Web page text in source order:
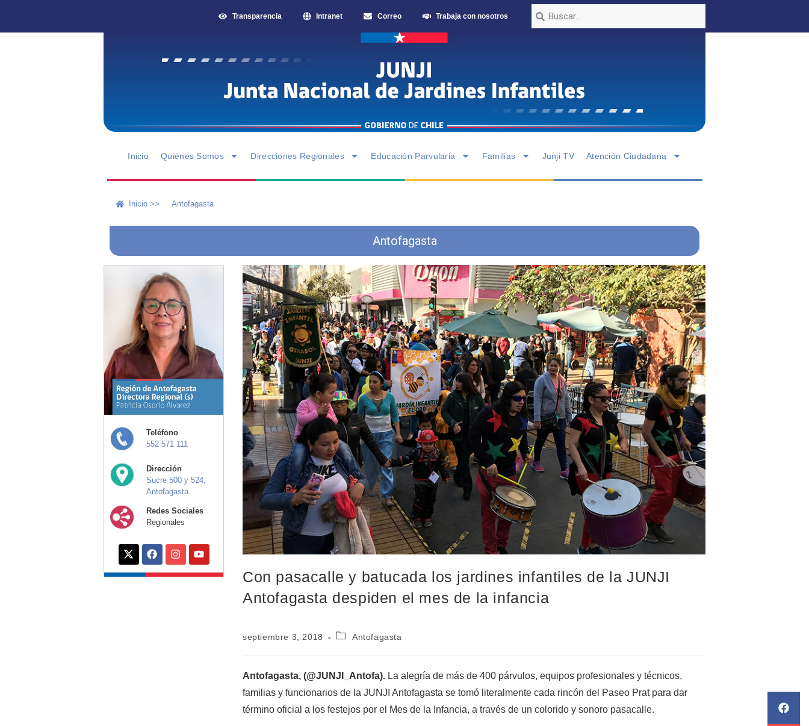
Transparencia Intranet Correo Trabaja con nosotros
Inicio Quiénes Somos Direcciones Regionales Educación Parvularia Familias Junji TV Atención Ciudadana
Inicio >> Antofagasta
Antofagasta
Teléfono
552 571 111
Dirección
Sucre 500 y 524,
Antofagasta
Redes Sociales
Regionales
Con pasacalle y batucada los jardines infantiles de la JUNJI
Antofagasta despiden el mes de la infancia
septiembre 3, 2018 Antofagasta
Antofagasta, (@JUNJI_Antofa). La alegría de más de 400 párvulos, equipos profesionales y técnicos,
familias y funcionarios de la JUNJI Antofagasta se tomó literalmente cada rincón del Paseo Prat para dar
término oficial a los festejos por el Mes de la Infancia, a través de un colorido y sonoro pasacalle.